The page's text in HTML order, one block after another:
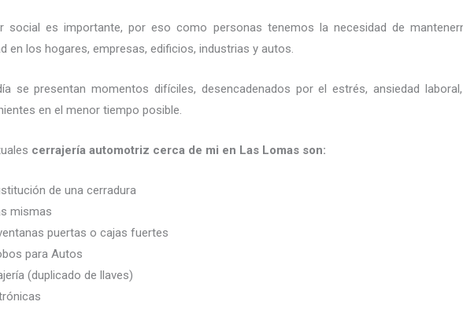
social es importante, por eso como personas tenemos la necesidad de
en los hogares, empresas, edificios, industrias y autos.
se presentan momentos difíciles, desencadenados por el estrés, ansiedad
en el menor tiempo posible.
cerrajería automotriz cerca de mi en Las Lomas son:
de una cerradura
mismas
puertas o cajas fuertes
para Autos
(duplicado de llaves)